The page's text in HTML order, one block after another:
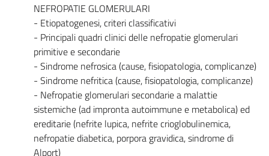
NEFROPATIE GLOMERULARI
- Etiopatogenesi, criteri classificativi
- Principali quadri clinici delle nefropatie glomerulari
primitive e secondarie
- Sindrome nefrosica (cause, fisiopatologia, complicanze)
- Sindrome nefritica (cause, fisiopatologia, complicanze)
- Nefropatie glomerulari secondarie a malattie
sistemiche (ad impronta autoimmune e metabolica) ed
ereditarie (nefrite lupica, nefrite crioglobulinemica,
nefropatie diabetica, porpora gravidica, sindrome di
Alport)